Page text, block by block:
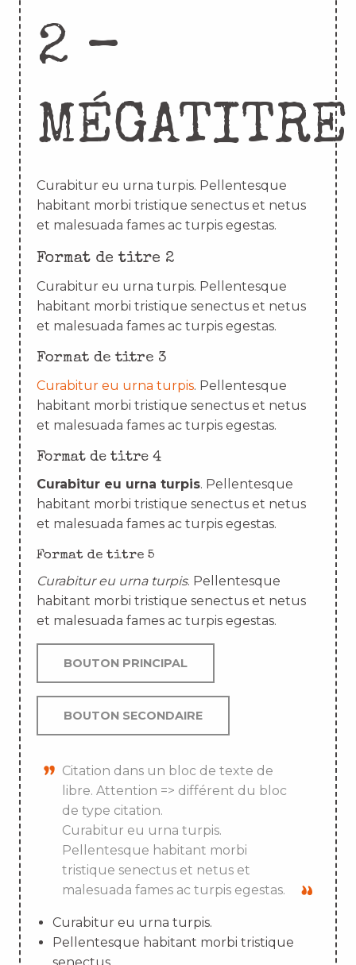
2 –
MÉGATITRE
Curabitur eu urna turpis. Pellentesque
habitant morbi tristique senectus et netus
et malesuada fames ac turpis egestas.
Format de titre 2
Curabitur eu urna turpis. Pellentesque
habitant morbi tristique senectus et netus
et malesuada fames ac turpis egestas.
Format de titre 3
Curabitur eu urna turpis. Pellentesque
habitant morbi tristique senectus et netus
et malesuada fames ac turpis egestas.
Format de titre 4
Curabitur eu urna turpis. Pellentesque
habitant morbi tristique senectus et netus
et malesuada fames ac turpis egestas.
Format de titre 5
Curabitur eu urna turpis. Pellentesque
habitant morbi tristique senectus et netus
et malesuada fames ac turpis egestas.
BOUTON PRINCIPAL
BOUTON SECONDAIRE
Citation dans un bloc de texte de
libre. Attention => différent du bloc
de type citation.
Curabitur eu urna turpis.
Pellentesque habitant morbi
tristique senectus et netus et
malesuada fames ac turpis egestas.
Curabitur eu urna turpis.
Pellentesque habitant morbi tristique